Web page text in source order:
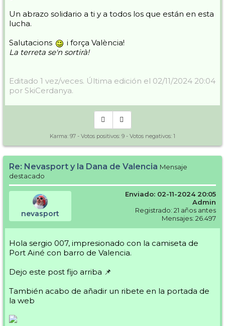
quitado barro ...
si lo haces poner chincheta mucho mejor.
Gracias a todos y fuerza València.
Un abrazo solidario a ti y a todos los que están en esta
lucha.
Salutacions
i força València!
La terreta se'n sortirà!
Editado 1 vez/veces. Última edición el 02/11/2024 20:04
por SkiCerdanya.
Karma: 97 - Votos positivos: 9 - Votos negativos: 1
Re: Nevasport y la Dana de Valencia Mensaje
destacado
nevasport
Enviado: 02-11-2024 20:05
Admin
Registrado: 21 años antes
Mensajes: 26.497
Hola sergio 007, impresionado con la camiseta de
Port Ainé con barro de Valencia.
Dejo este post fijo arriba 📌
También acabo de añadir un ribete en la portada de
la web